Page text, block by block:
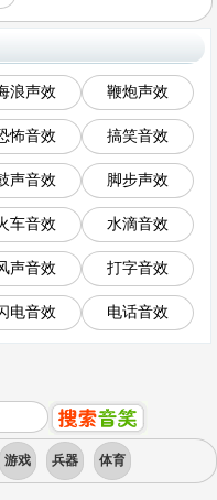
浪声效 鞭炮声效
怖音效 搞笑音效
声音效 脚步声效
车音效 水滴音效
声音效 打字音效
电音效 电话音效
游戏 兵器 体育